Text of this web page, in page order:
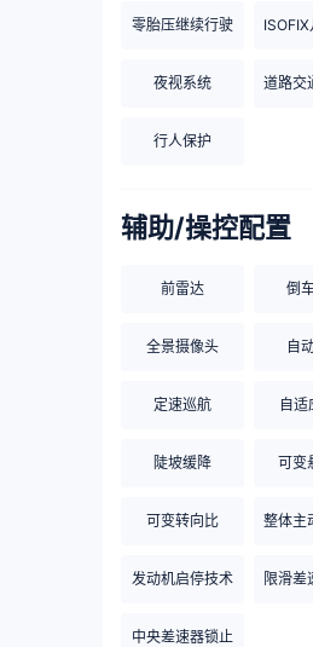
零胎压继续行驶
夜视系统 道路交
行人保护
辅助/操控配置
前雷达 倒
全景摄像头 自
定速巡航 自适
陡坡缓降 可变
可变转向比 整体主
发动机启停技术 限滑差
中央差速器锁止